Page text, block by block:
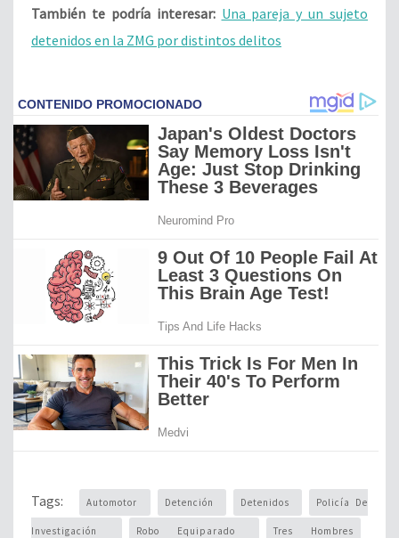
También te podría interesar: Una pareja y un sujeto
detenidos en la ZMG por distintos delitos
Tags: Automotor Detención Detenidos Policía De
Investigación Robo Equiparado Tres Hombres